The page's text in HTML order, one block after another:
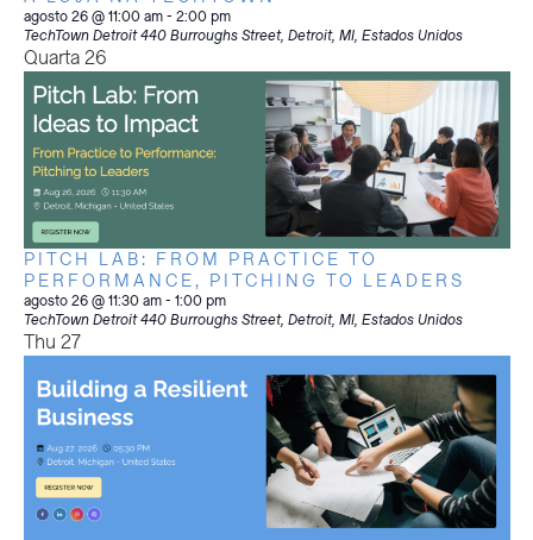
agosto 26 @ 11:00 am- 2:00 pm
TechTown Detroit 440 Burroughs Street, Detroit, MI, Estados Unidos
Quarta 26
PITCH LAB: FROM PRACTICE TO
PERFORMANCE, PITCHING TO LEADERS
agosto 26 @ 11:30 am- 1:00 pm
TechTown Detroit 440 Burroughs Street, Detroit, MI, Estados Unidos
Thu 27